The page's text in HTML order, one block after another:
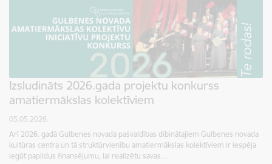
Izsludināts 2026.gada projektu konkurss
amatiermākslas kolektīviem
05.05.2026.
Arī 2026. gadā Gulbenes novada pašvaldības dibinātajiem Gulbenes novada
kultūras centra un tā struktūrvienību amatiermākslas kolektīviem ir iespēja
iegūt papildus finansējumu, lai realizētu savas…